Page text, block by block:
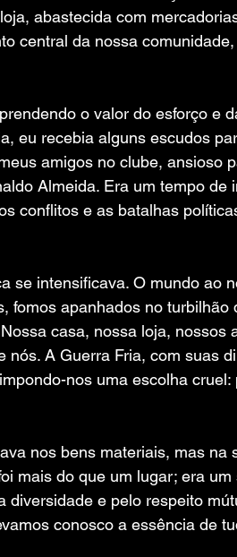
abastecida com
central da nossa
o valor do esforço e
eu recebia alguns escudos
amigos no clube, ansioso
Almeida. Era um tempo de
conflitos e as batalhas
se intensificava. O mundo ao
fomos apanhados no turbilhão
casa, nossa loja, nossos
A Guerra Fria, com suas
nos uma escolha
nos bens materiais, mas na
mais do que um lugar; era
diversidade e pelo respeito
conosco a essência de